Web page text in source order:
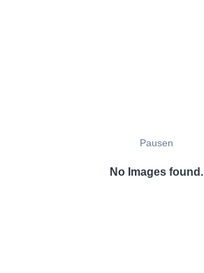
Pausen
No Images found.